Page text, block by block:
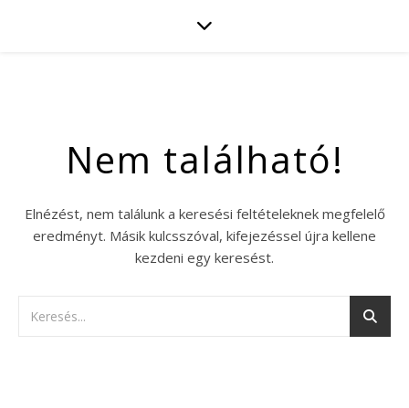
Nem található!
Elnézést, nem találunk a keresési feltételeknek megfelelő
eredményt. Másik kulcsszóval, kifejezéssel újra kellene
kezdeni egy keresést.